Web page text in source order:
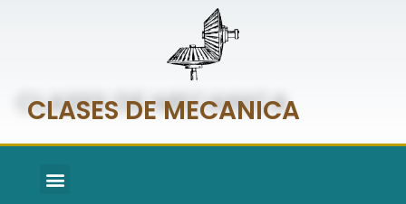
CLASES DE MECANICA